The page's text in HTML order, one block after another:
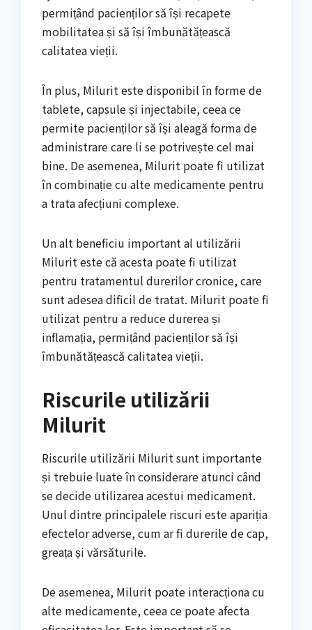
permițând pacienților să își recapete
mobilitatea și să își îmbunătățească
calitatea vieții.
În plus, Milurit este disponibil în forme de
tablete, capsule și injectabile, ceea ce
permite pacienților să își aleagă forma de
administrare care li se potrivește cel mai
bine. De asemenea, Milurit poate fi utilizat
în combinație cu alte medicamente pentru
a trata afecțiuni complexe.
Un alt beneficiu important al utilizării
Milurit este că acesta poate fi utilizat
pentru tratamentul durerilor cronice, care
sunt adesea dificil de tratat. Milurit poate fi
utilizat pentru a reduce durerea și
inflamația, permițând pacienților să își
îmbunătățească calitatea vieții.
Riscurile utilizării
Milurit
Riscurile utilizării Milurit sunt importante
și trebuie luate în considerare atunci când
se decide utilizarea acestui medicament.
Unul dintre principalele riscuri este apariția
efectelor adverse, cum ar fi durerile de cap,
greața și vărsăturile.
De asemenea, Milurit poate interacționa cu
alte medicamente, ceea ce poate afecta